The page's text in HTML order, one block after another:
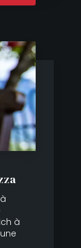
à